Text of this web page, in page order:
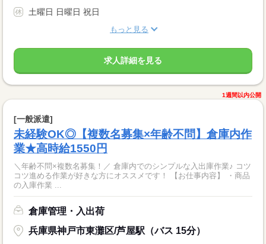
土曜日 日曜日 祝日
もっと見る
求人詳細を見る
1週間以内公開
[一般派遣]
未経験OK◎【複数名募集×年齢不問】倉庫内作
業★高時給1550円
＼年齢不問×複数名募集！／ 倉庫内でのシンプルな入出庫作業♪ コツ
コツ進める作業が好きな方にオススメです！ 【お仕事内容】 ・商品
の入庫作業 ...
倉庫管理・入出荷
兵庫県神戸市東灘区/芦屋駅（バス 15分）